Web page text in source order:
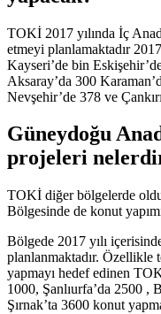
TOKİ 2017 yılında İç
etmeyi planlamaktadır
Kayseri’de bin
Aksaray’da 300
Nevşehir’de 378 ve
Güneydoğu
projeleri
TOKİ diğer bölgelerde
Bölgesinde de konut
Bölgede 2017 yılı
planlanmaktadır. Özellikle
yapmayı hedef edinen
1000, Şanlıurfa’da 2500 ,
Şırnak’ta 3600 konut